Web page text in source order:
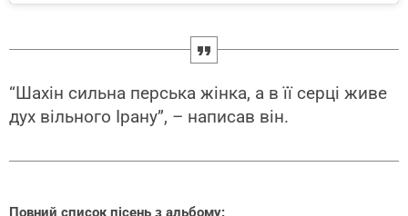
“Шахін сильна перська жінка, а в її серці живе
дух вільного Ірану”, – написав він.
Повний список пісень з альбому: